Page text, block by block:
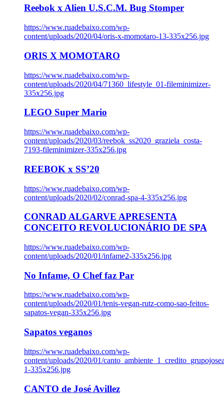
Reebok x Alien U.S.C.M. Bug Stomper
https://www.ruadebaixo.com/wp-
content/uploads/2020/04/oris-x-momotaro-13-335x256.jpg
ORIS X MOMOTARO
https://www.ruadebaixo.com/wp-
content/uploads/2020/04/71360_lifestyle_01-fileminimizer-
335x256.jpg
LEGO Super Mario
https://www.ruadebaixo.com/wp-
content/uploads/2020/03/reebok_ss2020_graziela_costa-
7193-fileminimizer-335x256.jpg
REEBOK x SS’20
https://www.ruadebaixo.com/wp-
content/uploads/2020/02/conrad-spa-4-335x256.jpg
CONRAD ALGARVE APRESENTA
CONCEITO REVOLUCIONÁRIO DE SPA
https://www.ruadebaixo.com/wp-
content/uploads/2020/01/infame2-335x256.jpg
No Infame, O Chef faz Par
https://www.ruadebaixo.com/wp-
content/uploads/2020/01/tenis-vegan-rutz-como-sao-feitos-
sapatos-vegan-335x256.jpg
Sapatos veganos
https://www.ruadebaixo.com/wp-
content/uploads/2020/01/
1-335x256.jpg
CANTO de José Avillez